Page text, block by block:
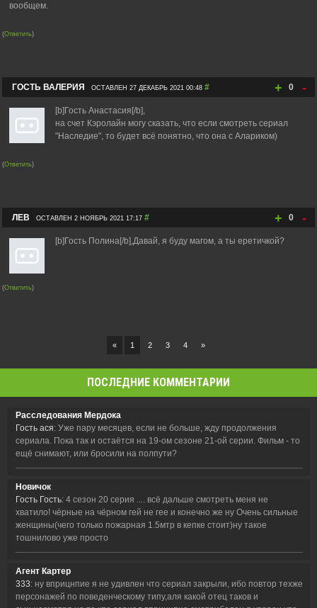
вообщем.
(Ответить)
+ 0 -
ГОСТЬ ВАЛЕРИЯ ОСТАВЛЕН 27 ДЕКАБРЬ 2021 00:48 #
[b]Гость Анастасия[/b],
на счет Кэролайн могу сказать, что если смотреть сериал
"Наследие", то будет всё понятно, что она с Алариком)
(Ответить)
+ 0 -
ЛЕВ ОСТАВЛЕН 2 НОЯБРЬ 2021 17:17 #
[b]Гость Полина[/b],Давай, я буду магом, а ты еретичкой?
(Ответить)
« 1 2 3 4 »
ПОСЛЕДНИЕ КОММЕНТАРИИ
Расследования Мердока
Гость ася: Уже пару месяцев, если не больше, жду продолжения
сериала. Пока так и остаётся на 19-ом сезоне 21-ой серии. Фильм - то
ещё снимают, или бросили на полпути?
Новичок
Гость Гость: 4 сезон 20 серия .... всё дальше смотреть меня не
хватило! чёрные на чёрном гей не гее и конечно же ну Очень сильные
женщины(чего только пожарная 1.5мтр в кепке стоит)ну такое
тошнилово уже просто
Агент Картер
333: ну вприцнпие я не удивлен что сериал закрыли, ибо повтор техже
персонажей по поведенческому типу,аля какой отец таков и